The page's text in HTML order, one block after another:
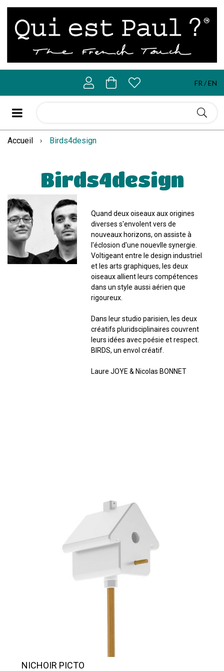
FR EN
Accueil Birds4design
Birds4design
Quand deux oiseaux aux origines
diverses s'envolent vers de
nouveaux horizons, on assiste à
l'éclosion d'une nouevlle synergie.
Voltigeant entre le design industriel
et les arts graphiques, les deux
oiseaux allient leurs compétences
dans un style aussi aérien que
rigoureux.
Dans leur studio parisien, les deux
créatifs pluridsciplinaires couvrent
leurs idées avec poésie et respect.
BIRDS, un envol créatif.
Laure JOYE & Nicolas BONNET
NICHOIR PICTO